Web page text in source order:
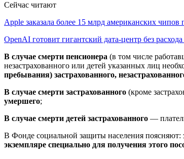
Сейчас читают
Apple заказала более 15 млрд американских
OpenAI готовит гигантский дата-центр без
В случае смерти пенсионера (в том числе
незастрахованного или детей указанных лиц
пребывания) застрахованного,
В случае смерти застрахованного (кроме
умершего;
В случае смерти детей застрахованного —
В Фонде социальной защиты населения поясняют:
экземпляре специально для получения этого